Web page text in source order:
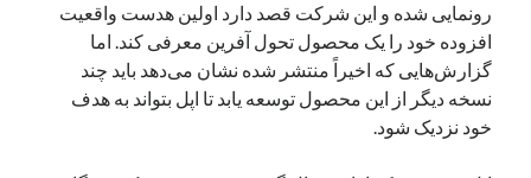
یک نویسنده دیدگاه وردپرسدرتعمیرات تخصصی فیس آیدی
بایگانی‌ها
رونمایی شده و این شرکت قصد دارد اولین هدست واقعیت
افزوده خود را یک محصول تحول آفرین معرفی کند. اما
گزارش‌هایی که اخیراً منتشر شده نشان می‌دهد باید چند
نسخه دیگر از این محصول توسعه یابد تا اپل بتواند به هدف
خود نزدیک شود.